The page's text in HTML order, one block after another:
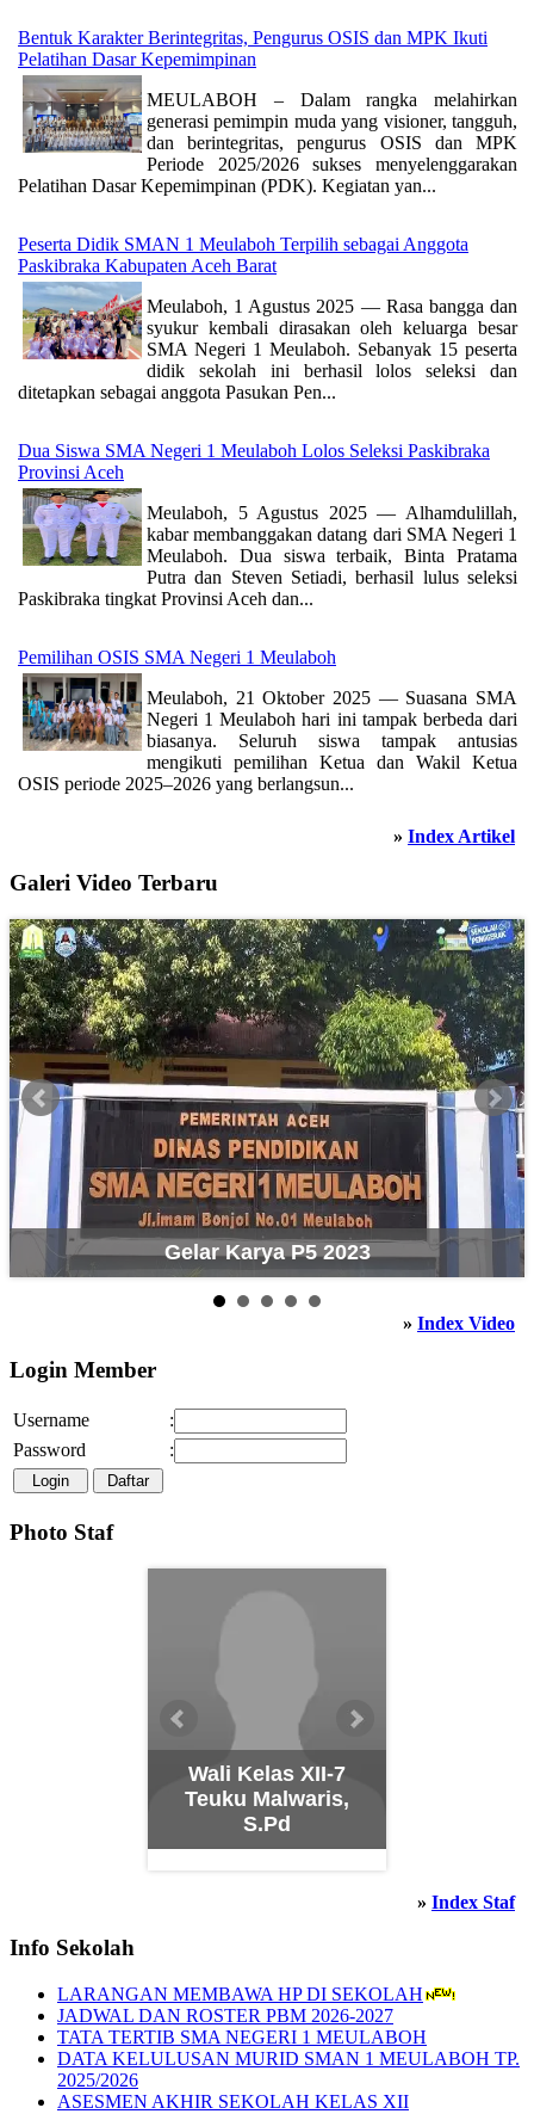
Bentuk Karakter Berintegritas, Pengurus OSIS dan MPK Ikuti
Pelatihan Dasar Kepemimpinan
MEULABOH – Dalam rangka melahirkan
generasi pemimpin muda yang visioner, tangguh,
dan berintegritas, pengurus OSIS dan MPK
Periode 2025/2026 sukses menyelenggarakan
Pelatihan Dasar Kepemimpinan (PDK). Kegiatan yan...
Peserta Didik SMAN 1 Meulaboh Terpilih sebagai Anggota
Paskibraka Kabupaten Aceh Barat
Meulaboh, 1 Agustus 2025 — Rasa bangga dan
syukur kembali dirasakan oleh keluarga besar
SMA Negeri 1 Meulaboh. Sebanyak 15 peserta
didik sekolah ini berhasil lolos seleksi dan
ditetapkan sebagai anggota Pasukan Pen...
Dua Siswa SMA Negeri 1 Meulaboh Lolos Seleksi Paskibraka
Provinsi Aceh
Meulaboh, 5 Agustus 2025 — Alhamdulillah,
kabar membanggakan datang dari SMA Negeri 1
Meulaboh. Dua siswa terbaik, Binta Pratama
Putra dan Steven Setiadi, berhasil lulus seleksi
Paskibraka tingkat Provinsi Aceh dan...
Pemilihan OSIS SMA Negeri 1 Meulaboh
Meulaboh, 21 Oktober 2025 — Suasana SMA
Negeri 1 Meulaboh hari ini tampak berbeda dari
biasanya. Seluruh siswa tampak antusias
mengikuti pemilihan Ketua dan Wakil Ketua
OSIS periode 2025–2026 yang berlangsun...
» Index Artikel
Galeri Video Terbaru
Gelar Karya P5 2023
» Index Video
Login Member
Username
:
Password
:
Photo Staf
Wali Kelas XII-7
Teuku Malwaris,
S.Pd
» Index Staf
Info Sekolah
LARANGAN MEMBAWA HP DI SEKOLAH
JADWAL DAN ROSTER PBM 2026-2027
TATA TERTIB SMA NEGERI 1 MEULABOH
DATA KELULUSAN MURID SMAN 1 MEULABOH TP.
2025/2026
ASESMEN AKHIR SEKOLAH KELAS XII